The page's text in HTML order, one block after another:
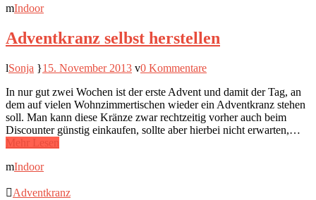
Indoor
Adventkranz selbst herstellen
Sonja 15. November 2013
0 Kommentare
In nur gut zwei Wochen ist der erste Advent und damit der Tag, an
dem auf vielen Wohnzimmertischen wieder ein Adventkranz stehen
soll. Man kann diese Kränze zwar rechtzeitig vorher auch beim
Discounter günstig einkaufen, sollte aber hierbei nicht erwarten,…
Mehr Lesen
Indoor
Adventkranz